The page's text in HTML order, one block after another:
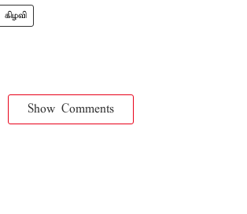
Show Comments